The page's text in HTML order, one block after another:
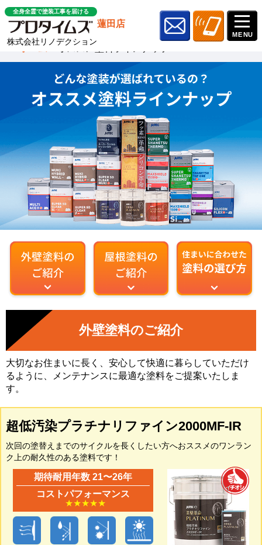
全身全霊で塗装工事を届ける
蓮田店
株式会社リノデクション
ホーム » オススメ塗料ラインナップ
外壁塗料のご紹介
大切なお住まいに長く、安心して快適に暮らしていただけ
るように、メンテナンスに最適な塗料をご提案いたしま
す。
超低汚染プラチナリファイン2000MF-IR
次回の塗替えまでのサイクルを長くしたい方へおススメのワンラン
ク上の耐久性のある塗料です！
期待耐用年数 21〜26年
コストパフォーマンス
★★★★★